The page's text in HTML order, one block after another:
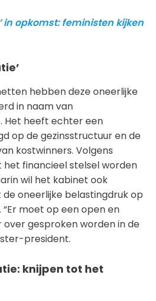
in opkomst: feministen kijken
hebben deze oneerlijke
in naam van
Het heeft echter een
op de gezinsstructuur en de
kostwinners. Volgens
financieel stelsel worden
wil het kabinet ook
oneerlijke belastingdruk op
moet op een open en
gesproken worden in de
president.
knijpen tot het